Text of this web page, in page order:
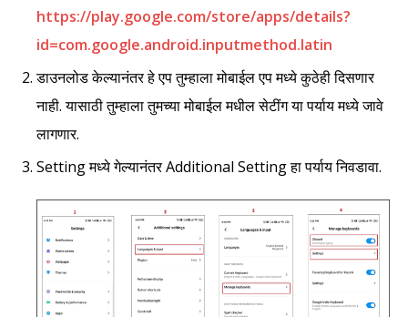
https://play.google.com/store/apps/details?
id=com.google.android.inputmethod.latin
डाउनलोड केल्यानंतर हे एप तुम्हाला मोबाईल एप मध्ये कुठेही दिसणार
नाही. यासाठी तुम्हाला तुमच्या मोबाईल मधील सेटींग या पर्याय मध्ये जावे
लागणार.
Setting मध्ये गेल्यानंतर Additional Setting हा पर्याय निवडावा.